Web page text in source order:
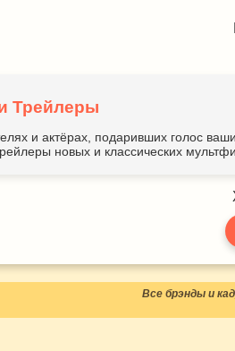
Трейлеры
и актёрах, подаривших голос
новых и классических
Все брэнды и